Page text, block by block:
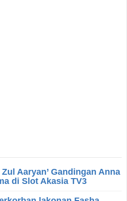
Aaryan’ Gandingan Anna
di Slot Akasia TV3